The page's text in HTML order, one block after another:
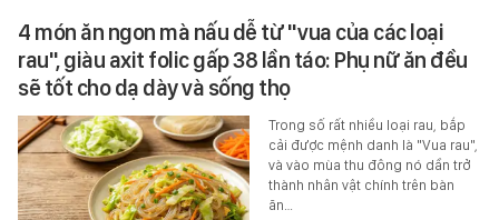
4 món ăn ngon mà nấu dễ từ "vua của các loại
rau", giàu axit folic gấp 38 lần táo: Phụ nữ ăn đều
sẽ tốt cho dạ dày và sống thọ
Trong số rất nhiều loại rau, bắp
cải được mệnh danh là "Vua rau",
và vào mùa thu đông nó dần trở
thành nhân vật chính trên bàn
ăn…